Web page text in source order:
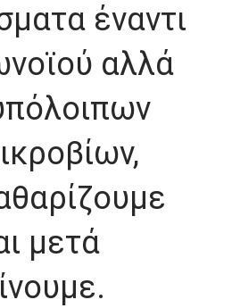
έναντι
αλλά
μετά